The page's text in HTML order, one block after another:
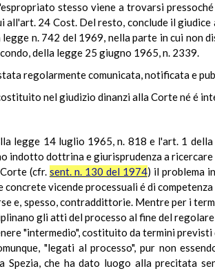
stesso viene a trovarsi
all'art. 24 Cost. Del resto, conclude il giudice
legge n. 742 del 1969, nella parte in cui non
della legge 25 giugno 1965, n. 2339.
regolarmente comunicata, notificata e
nel giudizio dinanzi alla Corte né é
legge 14 luglio 1965, n. 818 e l'art. 1
indotto dottrina e giurisprudenza a
(cfr. sent. n. 130 del 1974) il problema
concrete vicende processuali é di
e, spesso, contraddittorie. Mentre per i
gli atti del processo al fine del
"intermedio", costituito da termini
"legati al processo", pur non
Spezia, che ha dato luogo alla precitata